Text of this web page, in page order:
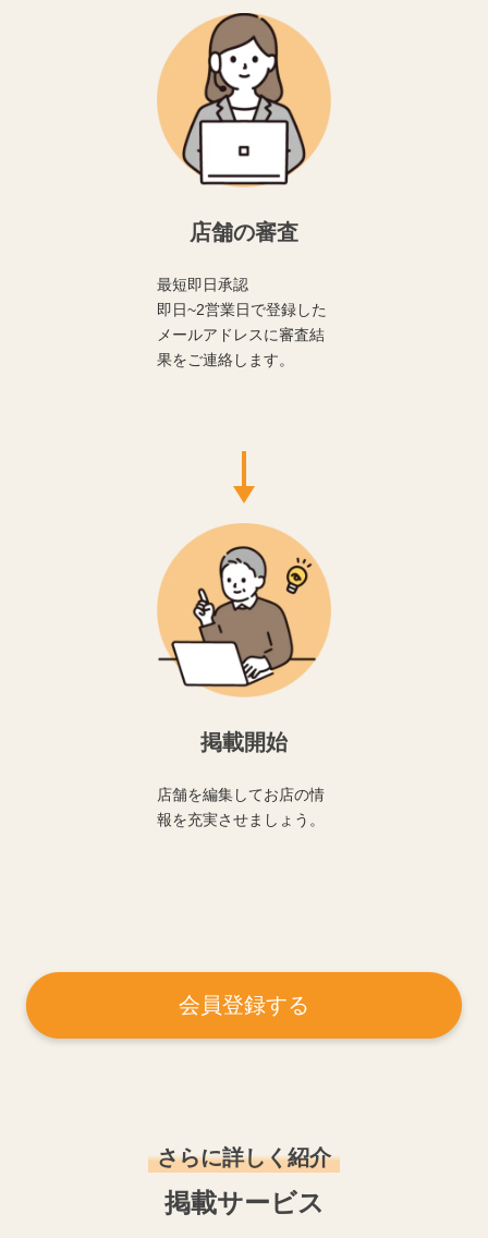
店舗の審査
最短即日承認
即日~2営業日で登録した
メールアドレスに審査結
果をご連絡します。
掲載開始
店舗を編集してお店の情
報を充実させましょう。
会員登録する
さらに詳しく紹介
掲載サービス